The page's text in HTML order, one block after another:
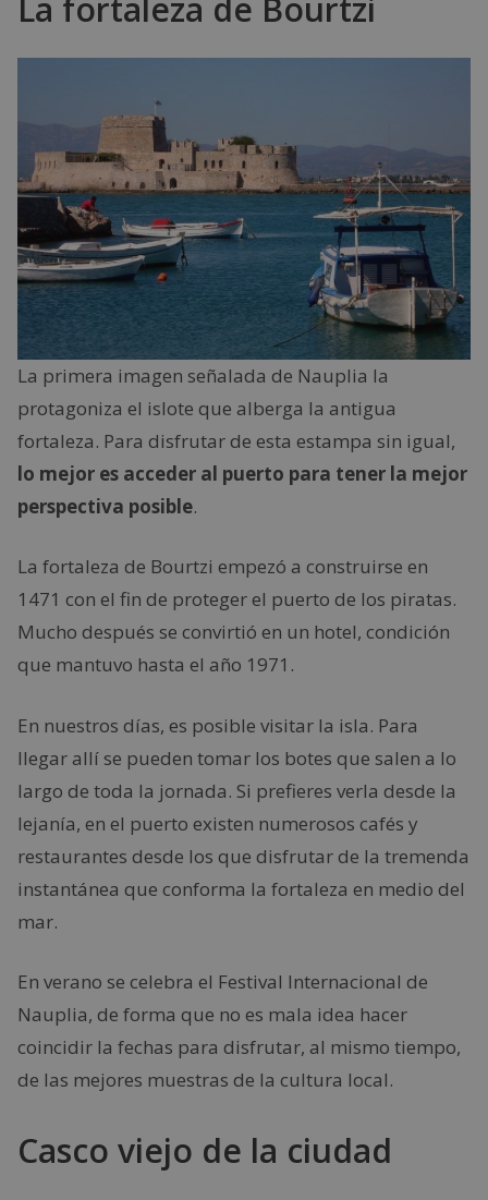
La fortaleza de Bourtzi
La primera imagen señalada de Nauplia la
protagoniza el islote que alberga la antigua
fortaleza. Para disfrutar de esta estampa sin igual,
lo mejor es acceder al puerto para tener la mejor
perspectiva posible.
La fortaleza de Bourtzi empezó a construirse en
1471 con el fin de proteger el puerto de los piratas.
Mucho después se convirtió en un hotel, condición
que mantuvo hasta el año 1971.
En nuestros días, es posible visitar la isla. Para
llegar allí se pueden tomar los botes que salen a lo
largo de toda la jornada. Si prefieres verla desde la
lejanía, en el puerto existen numerosos cafés y
restaurantes desde los que disfrutar de la tremenda
instantánea que conforma la fortaleza en medio del
mar.
En verano se celebra el Festival Internacional de
Nauplia, de forma que no es mala idea hacer
coincidir la fechas para disfrutar, al mismo tiempo,
de las mejores muestras de la cultura local.
Casco viejo de la ciudad